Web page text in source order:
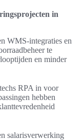
in
WMS-integraties en
te
en minder
RPA in voor
hebben
salarisverwerking